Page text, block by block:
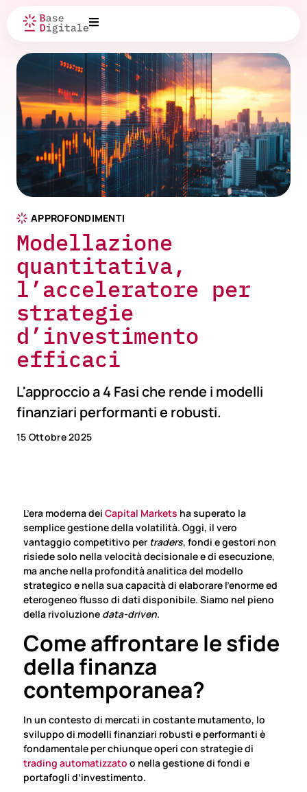
APPROFONDIMENTI
Modellazione
quantitativa,
l’acceleratore per
strategie
d’investimento
efficaci
L'approccio a 4 Fasi che rende i modelli
finanziari performanti e robusti.
15 Ottobre 2025
L’era moderna dei Capital Markets ha superato la
semplice gestione della volatilità. Oggi, il vero
vantaggio competitivo per traders, fondi e gestori non
risiede solo nella velocità decisionale e di esecuzione,
ma anche nella profondità analitica del modello
strategico e nella sua capacità di elaborare l’enorme ed
eterogeneo flusso di dati disponibile. Siamo nel pieno
della rivoluzione data-driven.
Come affrontare le sfide
della finanza
contemporanea?
In un contesto di mercati in costante mutamento, lo
sviluppo di modelli finanziari robusti e performanti è
fondamentale per chiunque operi con strategie di
trading automatizzato o nella gestione di fondi e
portafogli d’investimento.